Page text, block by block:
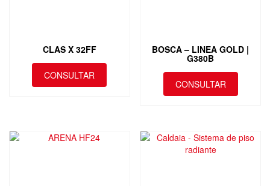
CLAS X 32FF
CONSULTAR
BOSCA – LINEA GOLD |
G380B
CONSULTAR